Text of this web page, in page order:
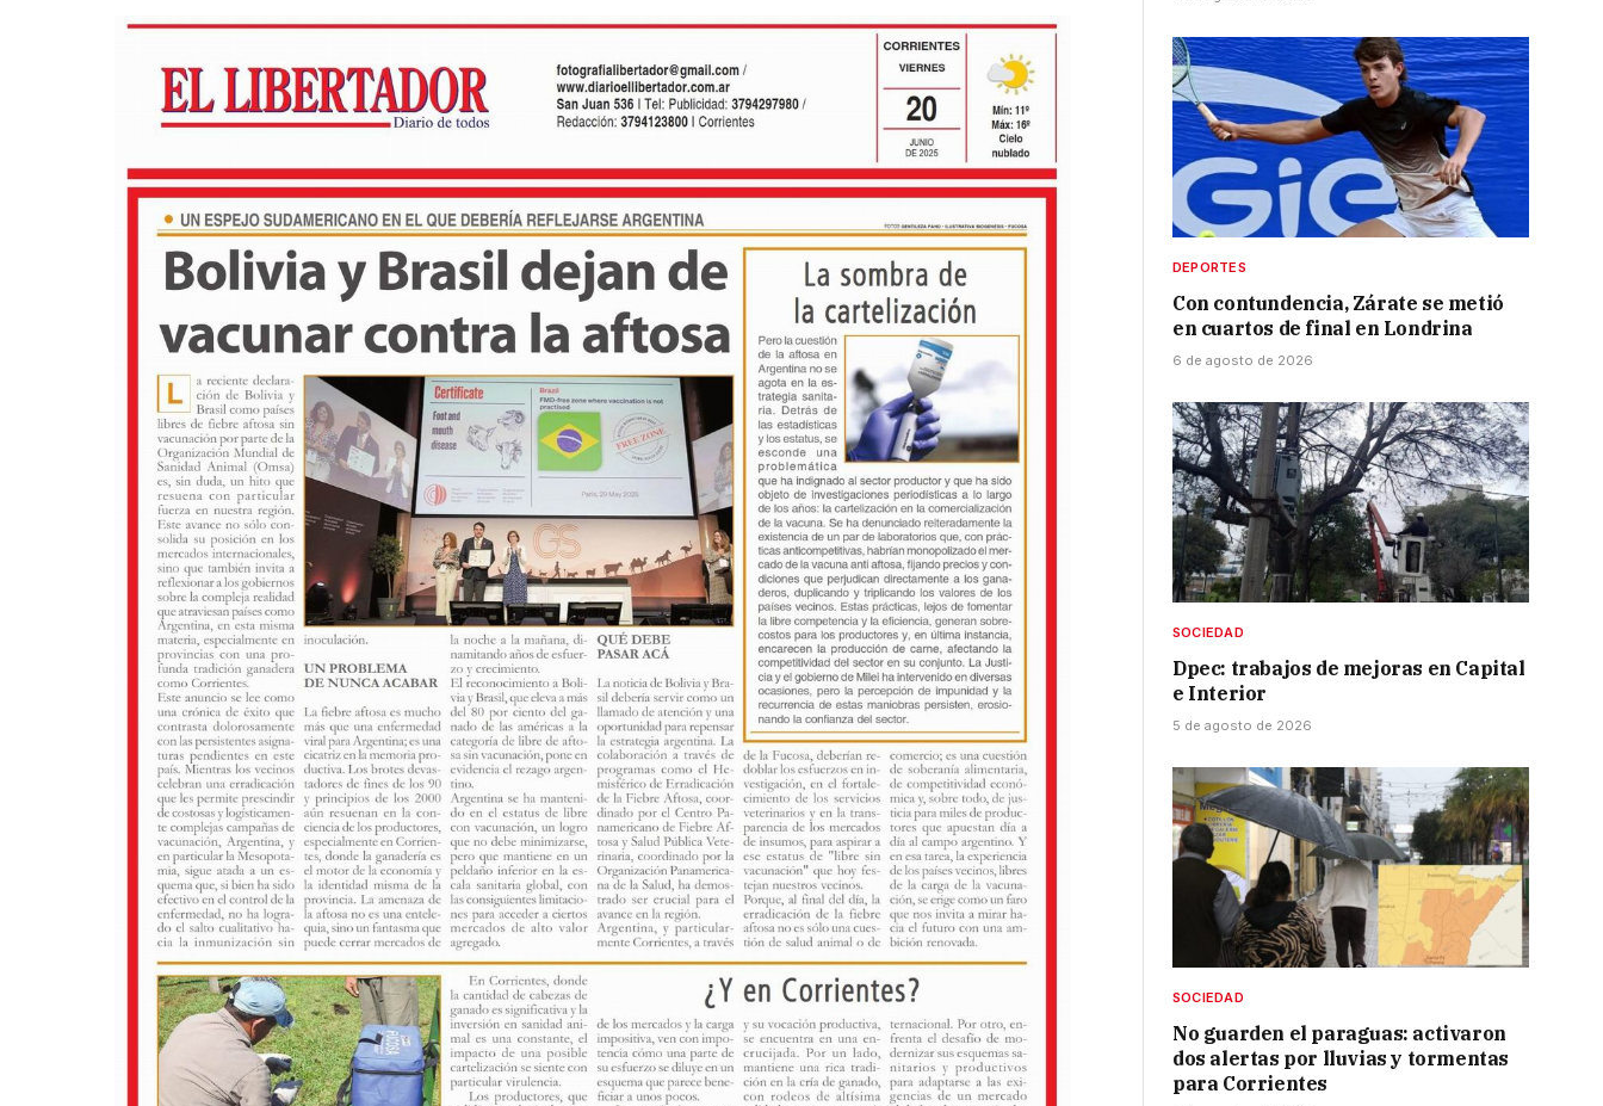
DEPORTES
Con contundencia, Zárate se metió
en cuartos de final en Londrina
6 de agosto de 2026
SOCIEDAD
Dpec: trabajos de mejoras en Capital
e Interior
5 de agosto de 2026
SOCIEDAD
No guarden el paraguas: activaron
dos alertas por lluvias y tormentas
para Corrientes